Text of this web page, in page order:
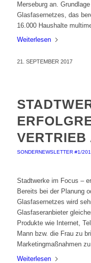
Merseburg an.
Glasfasernetzes, das
16.000 Haushalte
Weiterlesen
21. SEPTEMBER 2017
VERTRIEB
SONDERNEWSLETTER #1/
Stadtwerke im Focus –
Bereits bei der Planung
Glasfasernetzes wird
Glasfaseranbieter
Produkte wie Internet,
Mann bzw. die Frau zu
Marketingmaßnahmen
Weiterlesen